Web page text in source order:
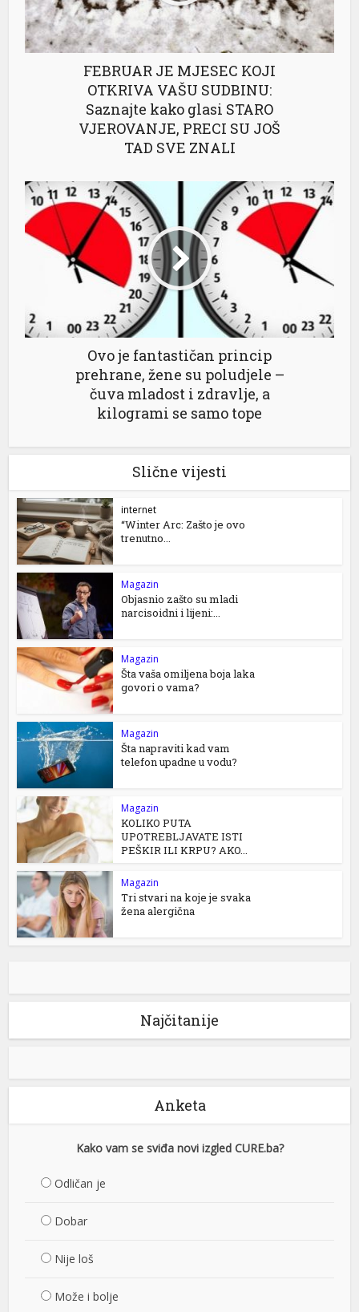
FEBRUAR JE MJESEC KOJI
OTKRIVA VAŠU SUDBINU:
Saznajte kako glasi STARO
VJEROVANJE, PRECI SU JOŠ
TAD SVE ZNALI
Ovo je fantastičan princip
prehrane, žene su poludjele –
čuva mladost i zdravlje, a
kilogrami se samo tope
Slične vijesti
internet
“Winter Arc: Zašto je ovo
trenutno...
Magazin
Objasnio zašto su mladi
narcisoidni i lijeni:...
Magazin
Šta vaša omiljena boja laka
govori o vama?
Magazin
Šta napraviti kad vam
telefon upadne u vodu?
Magazin
KOLIKO PUTA
UPOTREBLJAVATE ISTI
PEŠKIR ILI KRPU? AKO...
Magazin
Tri stvari na koje je svaka
žena alergična
Najčitanije
Anketa
Kako vam se sviđa novi izgled CURE.ba?
Odličan je
Dobar
Nije loš
Može i bolje